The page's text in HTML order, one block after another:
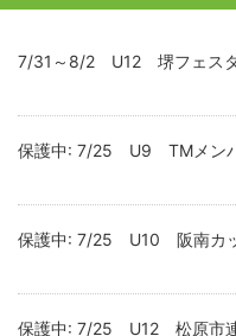
7/31～8/2 U12 堺フェス
保護中: 7/25 U9 TMメン
保護中: 7/25 U10 阪南カ
保護中: 7/25 U12 松原市連